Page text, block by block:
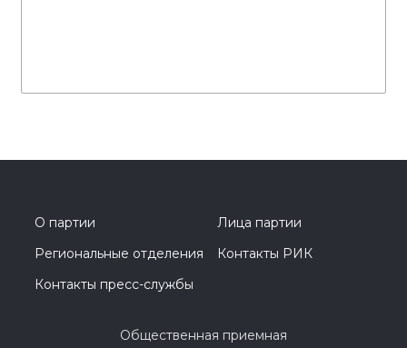
О партии
Лица партии
Региональные отделения
Контакты РИК
Контакты пресс-службы
Общественная приемная